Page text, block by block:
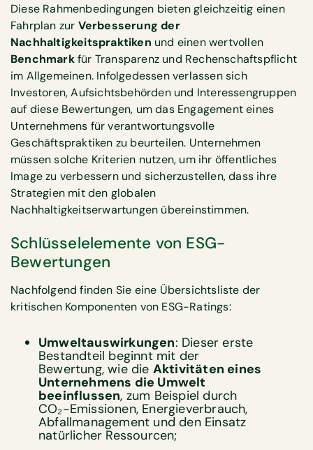
Diese Rahmenbedingungen bieten gleichzeitig einen
Fahrplan zur Verbesserung der
Nachhaltigkeitspraktiken und einen wertvollen
Benchmarkfür Transparenz und Rechenschaftspflicht
im Allgemeinen. Infolgedessen verlassen sich
Investoren, Aufsichtsbehörden und Interessengruppen
auf diese Bewertungen, um das Engagement eines
Unternehmens für verantwortungsvolle
Geschäftspraktiken zu beurteilen. Unternehmen
müssen solche Kriterien nutzen, um ihr öffentliches
Image zu verbessern und sicherzustellen, dass ihre
Strategien mit den globalen
Nachhaltigkeitserwartungen übereinstimmen.
Schlüsselelemente von ESG-
Bewertungen
Nachfolgend finden Sie eine Übersichtsliste der
kritischen Komponenten von ESG-Ratings:
Umweltauswirkungen: Dieser erste
Bestandteil beginnt mit der
Bewertung, wie die Aktivitäten eines
Unternehmens die Umwelt
beeinflussen, zum Beispiel durch
CO₂-Emissionen, Energieverbrauch,
Abfallmanagement und den Einsatz
natürlicher Ressourcen;